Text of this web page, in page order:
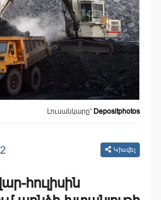
Լուսանկարը՝ Depositphotos
Կիսվել
հուլիսին